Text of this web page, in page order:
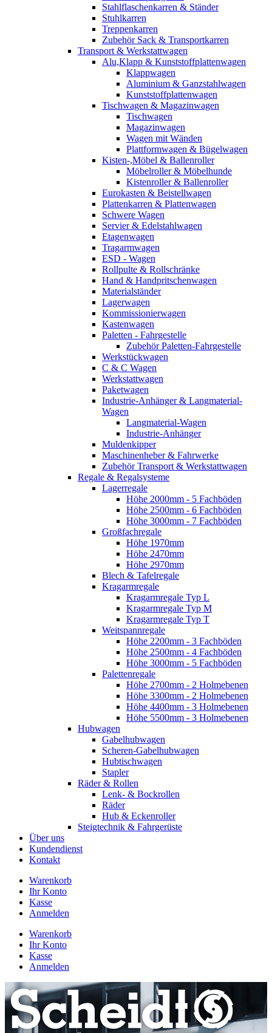
Stahlflaschenkarren & Ständer
Stuhlkarren
Treppenkarren
Zubehör Sack & Transportkarren
Transport & Werkstattwagen
Alu,Klapp & Kunststoffplattenwagen
Klappwagen
Aluminium & Ganzstahlwagen
Kunststoffplattenwagen
Tischwagen & Magazinwagen
Tischwagen
Magazinwagen
Wagen mit Wänden
Plattformwagen & Bügelwagen
Kisten-,Möbel & Ballenroller
Möbelroller & Möbelhunde
Kistenroller & Ballenroller
Eurokasten & Beistellwagen
Plattenkarren & Plattenwagen
Schwere Wagen
Servier & Edelstahlwagen
Etagenwagen
Tragarmwagen
ESD - Wagen
Rollpulte & Rollschränke
Hand & Handpritschenwagen
Materialständer
Lagerwagen
Kommissionierwagen
Kastenwagen
Paletten - Fahrgestelle
Zubehör Paletten-Fahrgestelle
Werkstückwagen
C & C Wagen
Werkstattwagen
Paketwagen
Industrie-Anhänger & Langmaterial-
Wagen
Langmaterial-Wagen
Industrie-Anhänger
Muldenkipper
Maschinenheber & Fahrwerke
Zubehör Transport & Werkstattwagen
Regale & Regalsysteme
Lagerregale
Höhe 2000mm - 5 Fachböden
Höhe 2500mm - 6 Fachböden
Höhe 3000mm - 7 Fachböden
Großfachregale
Höhe 1970mm
Höhe 2470mm
Höhe 2970mm
Blech & Tafelregale
Kragarmregale
Kragarmregale Typ L
Kragarmregale Typ M
Kragarmregale Typ T
Weitspannregale
Höhe 2200mm - 3 Fachböden
Höhe 2500mm - 4 Fachböden
Höhe 3000mm - 5 Fachböden
Palettenregale
Höhe 2700mm - 2 Holmebenen
Höhe 3300mm - 2 Holmebenen
Höhe 4400mm - 3 Holmebenen
Höhe 5500mm - 3 Holmebenen
Hubwagen
Gabelhubwagen
Scheren-Gabelhubwagen
Hubtischwagen
Stapler
Räder & Rollen
Lenk- & Bockrollen
Räder
Hub & Eckenroller
Steigtechnik & Fahrgerüste
Über uns
Kundendienst
Kontakt
Warenkorb
Ihr Konto
Kasse
Anmelden
Warenkorb
Ihr Konto
Kasse
Anmelden